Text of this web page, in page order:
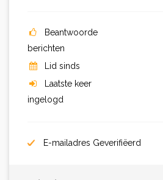
Beantwoorde
berichten
Lid sinds
Laatste keer
ingelogd
E-mailadres Geverifiëerd